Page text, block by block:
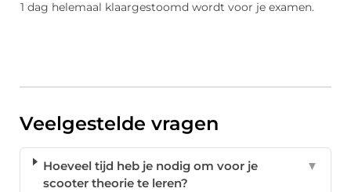
1 dag helemaal klaargestoomd wordt voor je examen.
Veelgestelde vragen
Hoeveel tijd heb je nodig om voor je
scooter theorie te leren?
▼